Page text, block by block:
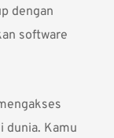
dengan
software
dunia. Kamu